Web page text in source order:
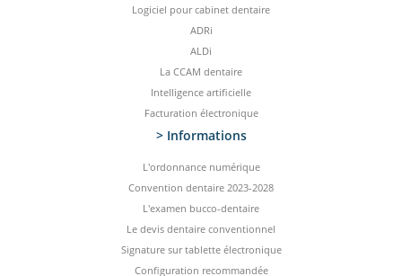
Logiciel pour cabinet dentaire
ADRi
ALDi
La CCAM dentaire
Intelligence artificielle
Facturation électronique
> Informations
L'ordonnance numérique
Convention dentaire 2023-2028
L'examen bucco-dentaire
Le devis dentaire conventionnel
Signature sur tablette électronique
Configuration recommandée